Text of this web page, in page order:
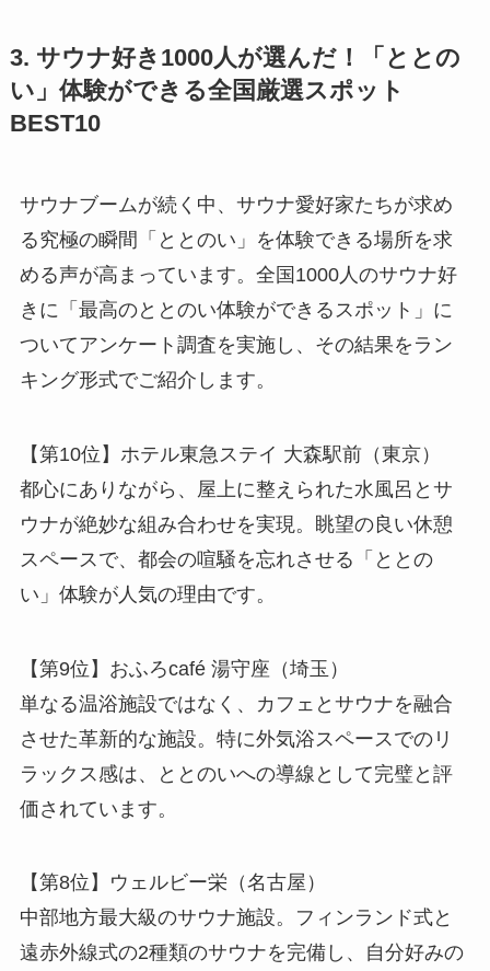
3. サウナ好き1000人が選んだ！「ととの
い」体験ができる全国厳選スポット
BEST10
サウナブームが続く中、サウナ愛好家たちが求め
る究極の瞬間「ととのい」を体験できる場所を求
める声が高まっています。全国1000人のサウナ好
きに「最高のととのい体験ができるスポット」に
ついてアンケート調査を実施し、その結果をラン
キング形式でご紹介します。
【第10位】ホテル東急ステイ 大森駅前（東京）
都心にありながら、屋上に整えられた水風呂とサ
ウナが絶妙な組み合わせを実現。眺望の良い休憩
スペースで、都会の喧騒を忘れさせる「ととの
い」体験が人気の理由です。
【第9位】おふろcafé 湯守座（埼玉）
単なる温浴施設ではなく、カフェとサウナを融合
させた革新的な施設。特に外気浴スペースでのリ
ラックス感は、ととのいへの導線として完璧と評
価されています。
【第8位】ウェルビー栄（名古屋）
中部地方最大級のサウナ施設。フィンランド式と
遠赤外線式の2種類のサウナを完備し、自分好みの